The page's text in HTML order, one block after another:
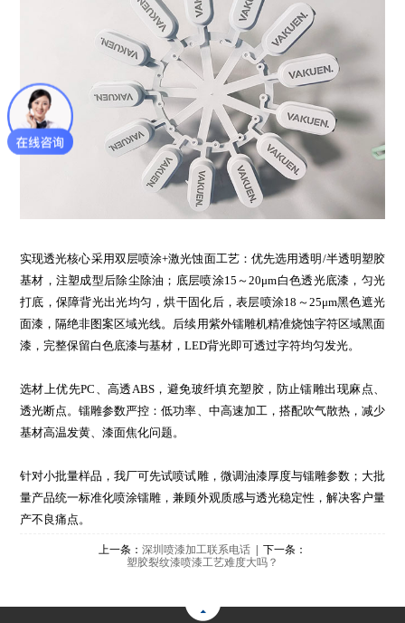
实现透光核心采用双层喷涂+激光蚀面工艺：优先选用透明/半透明塑胶
基材，注塑成型后除尘除油；底层喷涂15～20μm白色透光底漆，匀光
打底，保障背光出光均匀，烘干固化后，表层喷涂18～25μm黑色遮光
面漆，隔绝非图案区域光线。后续用紫外镭雕机精准烧蚀字符区域黑面
漆，完整保留白色底漆与基材，LED背光即可透过字符均匀发光。
选材上优先PC、高透ABS，避免玻纤填充塑胶，防止镭雕出现麻点、
透光断点。镭雕参数严控：低功率、中高速加工，搭配吹气散热，减少
基材高温发黄、漆面焦化问题。
针对小批量样品，我厂可先试喷试雕，微调油漆厚度与镭雕参数；大批
量产品统一标准化喷涂镭雕，兼顾外观质感与透光稳定性，解决客户量
产不良痛点。
上一条： 深圳喷漆加工联系电话 | 下一条：
塑胶裂纹漆喷漆工艺难度大吗？